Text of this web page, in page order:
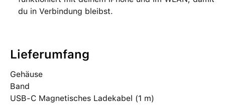
du in Verbindung bleibst.
Lieferumfang
Gehäuse
Band
USB-C Magnetisches Ladekabel (1 m)